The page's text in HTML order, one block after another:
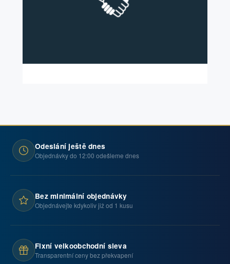
Odeslání ještě dnes
Objednávky do 12:00 odešleme dnes
Bez minimální objednávky
Objednávejte kdykoliv již od 1 kusu
Fixní velkoobchodní sleva
Transparentní ceny bez překvapení